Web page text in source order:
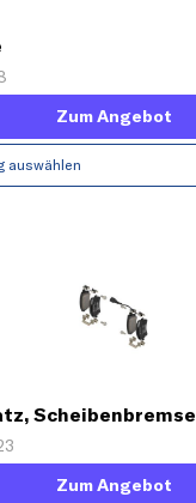
Zum Angebot
auswählen
Scheibenbremse
Zum Angebot